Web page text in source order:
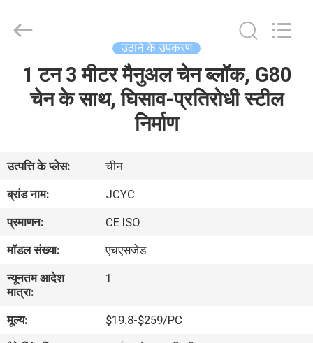
हमारे
बारे
में
कारखाना
भ्रमण
गुणवत्ता
Crane
Machinery
Reserved.
उठाने के उपकरण
1 टन 3 मीटर मैनुअल चेन ब्लॉक, G80
चेन के साथ, घिसाव-प्रतिरोधी स्टील
निर्माण
उत्पत्ति के प्लेस:
चीन
ब्रांड नाम:
JCYC
प्रमाणन:
CE ISO
मॉडल संख्या:
एचएसजेड
न्यूनतम आदेश
मात्रा:
1
मूल्य:
$19.8-$259/PC